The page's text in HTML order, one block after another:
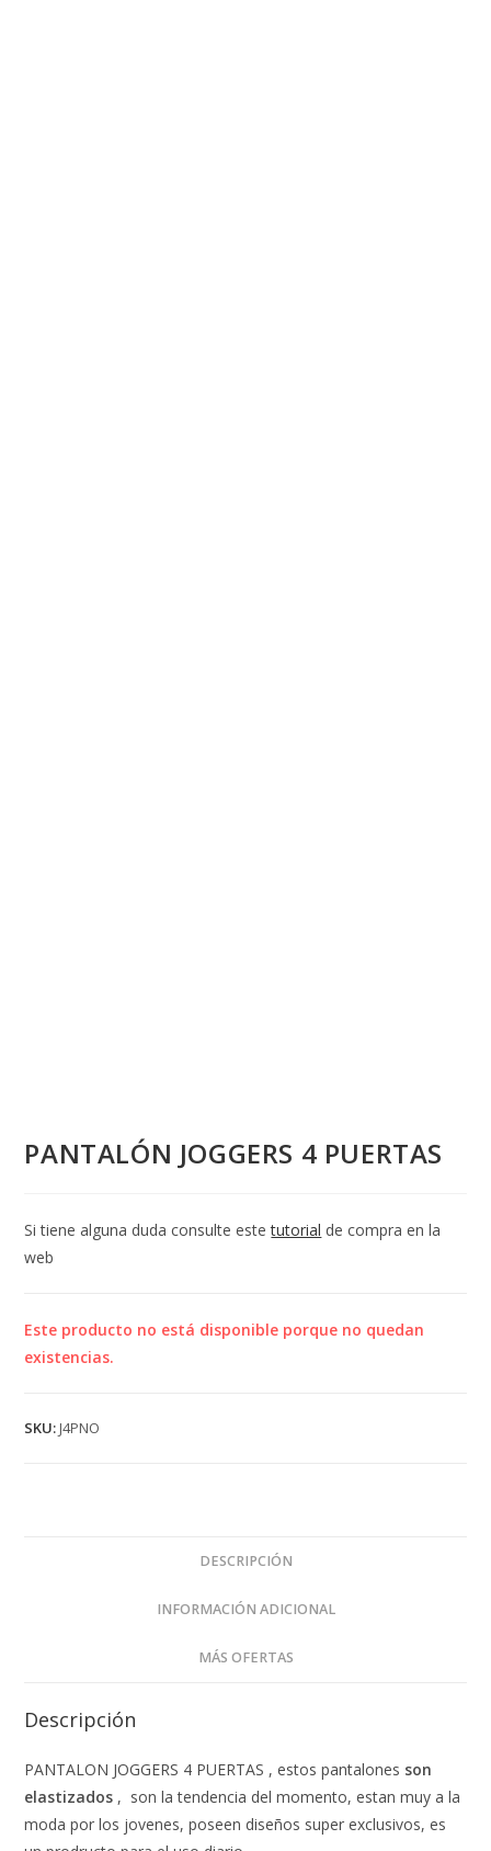
PANTALÓN JOGGERS 4 PUERTAS
Si tiene alguna duda consulte estetutorial de compra en la
web
Este producto no está disponible porque no quedan
existencias.
SKU:J4PNO
DESCRIPCIÓN
INFORMACIÓN ADICIONAL
MÁS OFERTAS
Descripción
PANTALON JOGGERS 4 PUERTAS , estos pantalones son
elastizados , son la tendencia del momento, estan muy a la
moda por los jovenes, poseen diseños super exclusivos, es